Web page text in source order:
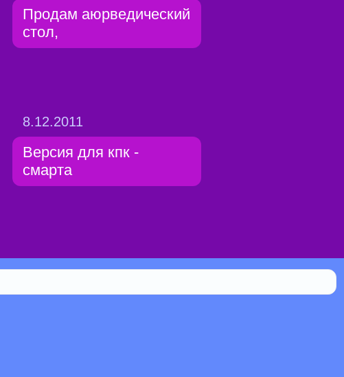
Продам аюрведический
стол,
8.12.2011
Версия для кпк -
смарта